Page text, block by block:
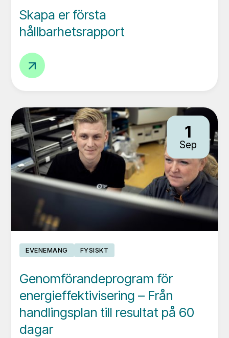
Skapa er första
hållbarhetsrapport
Skapa
er
första
hållbarhetsrapport
1
Sep
EVENEMANG FYSISKT
Genomförandeprogram för
energieffektivisering – Från
handlingsplan till resultat på 60
dagar